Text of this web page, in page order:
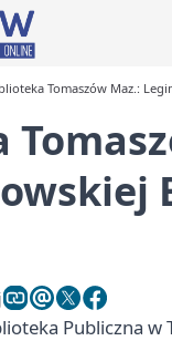
Tomaszów Maz.:
Publiczna